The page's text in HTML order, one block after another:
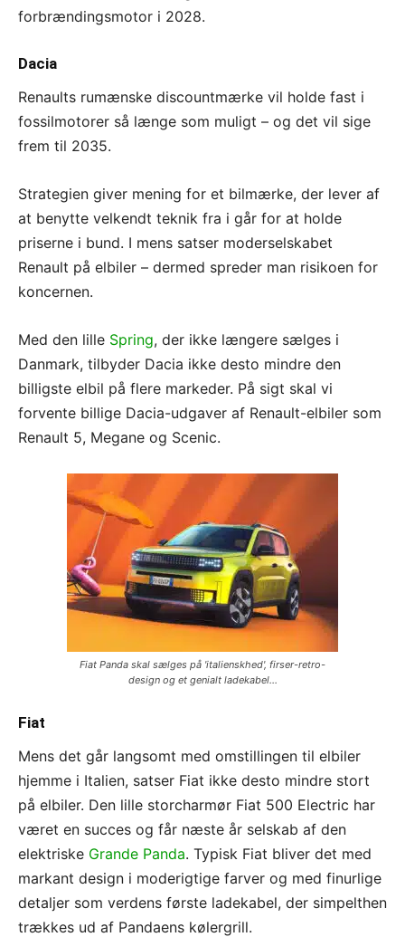
forbrændingsmotor i 2028.
Dacia
Renaults rumænske discountmærke vil holde fast i
fossilmotorer så længe som muligt – og det vil sige
frem til 2035.
Strategien giver mening for et bilmærke, der lever af
at benytte velkendt teknik fra i går for at holde
priserne i bund. I mens satser moderselskabet
Renault på elbiler – dermed spreder man risikoen for
koncernen.
Med den lille Spring, der ikke længere sælges i
Danmark, tilbyder Dacia ikke desto mindre den
billigste elbil på flere markeder. På sigt skal vi
forvente billige Dacia-udgaver af Renault-elbiler som
Renault 5, Megane og Scenic.
Fiat Panda skal sælges på 'italienskhed', firser-retro-
design og et genialt ladekabel...
Fiat
Mens det går langsomt med omstillingen til elbiler
hjemme i Italien, satser Fiat ikke desto mindre stort
på elbiler. Den lille storcharmør Fiat 500 Electric har
været en succes og får næste år selskab af den
elektriske Grande Panda. Typisk Fiat bliver det med
markant design i moderigtige farver og med finurlige
detaljer som verdens første ladekabel, der simpelthen
trækkes ud af Pandaens kølergrill.